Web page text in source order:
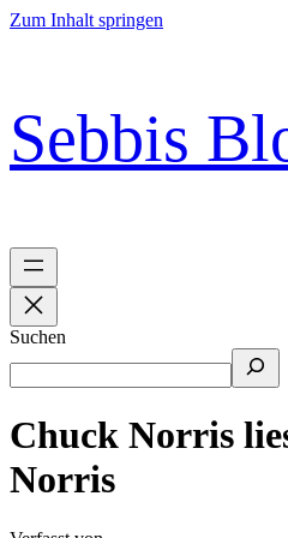
Zum Inhalt springen
Sebbis
Suchen
Chuck Norris
Norris